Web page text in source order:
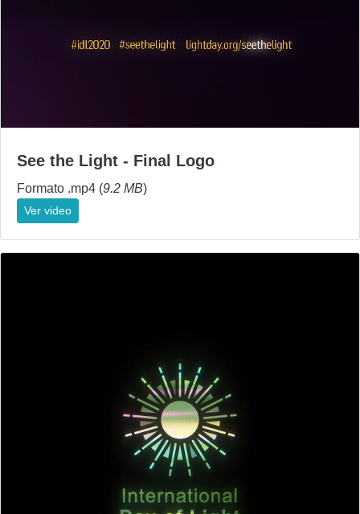
See the Light - Final Logo
Formato .mp4 (9.2 MB)
Ver video